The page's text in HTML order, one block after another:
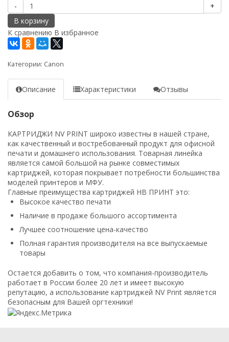
-
+
В корзину
К сравнению В избранное
Категории: Canon
Описание Характеристики Отзывы
Обзор
КАРТРИДЖИ NV PRINT широко известны в нашей стране,
как качественный и востребованный продукт для офисной
печати и домашнего использования. Товарная линейка
является самой большой на рынке совместимых
картриджей, которая покрывает потребности большинства
моделей принтеров и МФУ.
Главные преимущества картриджей НВ ПРИНТ это:
Высокое качество печати
Наличие в продаже большого ассортимента
Лучшее соотношение цена-качество
Полная гарантия производителя на все выпускаемые
товары
Остается добавить о том, что компания-производитель
работает в России более 20 лет и имеет высокую
репутацию, а использование картриджей NV Print является
безопасным для Вашей оргтехники!